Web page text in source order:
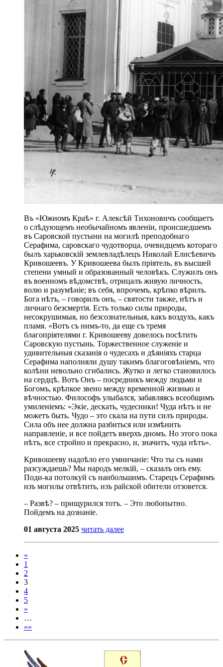
Въ «Южномъ Краѣ» г. Алексѣй Тихоновичъ сообщаетъ
о слѣдующемъ необычайномъ явленіи, происшедшемъ
въ Саровской пустыни на могилѣ преподобнаго
Серафима, саровскаго чудотворца, очевидцемъ котораго
былъ харьковскій землевладѣлецъ Николай Елисѣевичъ
Кривошеевъ. У Кривошеева былъ пріятель, въ высшей
степени умный и образованный человѣкъ. Служилъ онъ
въ военномъ вѣдомствѣ, отрицалъ живую личность,
волю и разумѣніе; въ себя, впрочемъ, крѣпко вѣрилъ.
Бога нѣтъ, – говорилъ онъ, – святости также, нѣтъ и
личнаго безсмертія. Есть только силы природы,
несокрушимыя, но безсознательныя, какъ воздухъ, какъ
пламя. «Вотъ съ нимъ-то, да еще съ тремя
благопріятелями г. Кривошееву довелось посѣтить
Саровскую пустынь. Торжественное служеніе и
удивительныя сказанія о чудесахъ и дѣяніяхъ старца
Серафима наполняли душу такимъ благоговѣніемъ, что
колѣни невольно сгибались. Жутко и легко становилось
на сердцѣ. Вотъ Онъ – посредникъ между людьми и
Богомъ, крѣпкое звено между временной жизнью и
вѣчностью. Философъ улыбался, забавляясь всеобщимъ
умиленіемъ: «Экіе, дескать, чудесники! Чуда нѣтъ и не
можетъ быть. Чудо – это скала на пути силъ природы.
Сила объ нее должна разбиться или измѣнить
направленіе, и все пойдетъ вверхъ дномъ. Но этого пока
нѣтъ, все стройно и прекрасно, и, значитъ, чуда нѣтъ».
Кривошееву надоѣло его умничаніе: Что ты съ нами
разсуждаешь? Мы народъ мелкій, – сказалъ онъ ему.
Поди-ка потолкуй съ наибольшимъ. Старецъ Серафимъ
изъ могилы отвѣтить, изъ райской обители отзовется.
– Развѣ? – прищурился тотъ. – Это любопытно.
Пойдемъ на дознаніе.
01 августа 2025 читать далее
«
1
2
3
4
5
»
…
»»